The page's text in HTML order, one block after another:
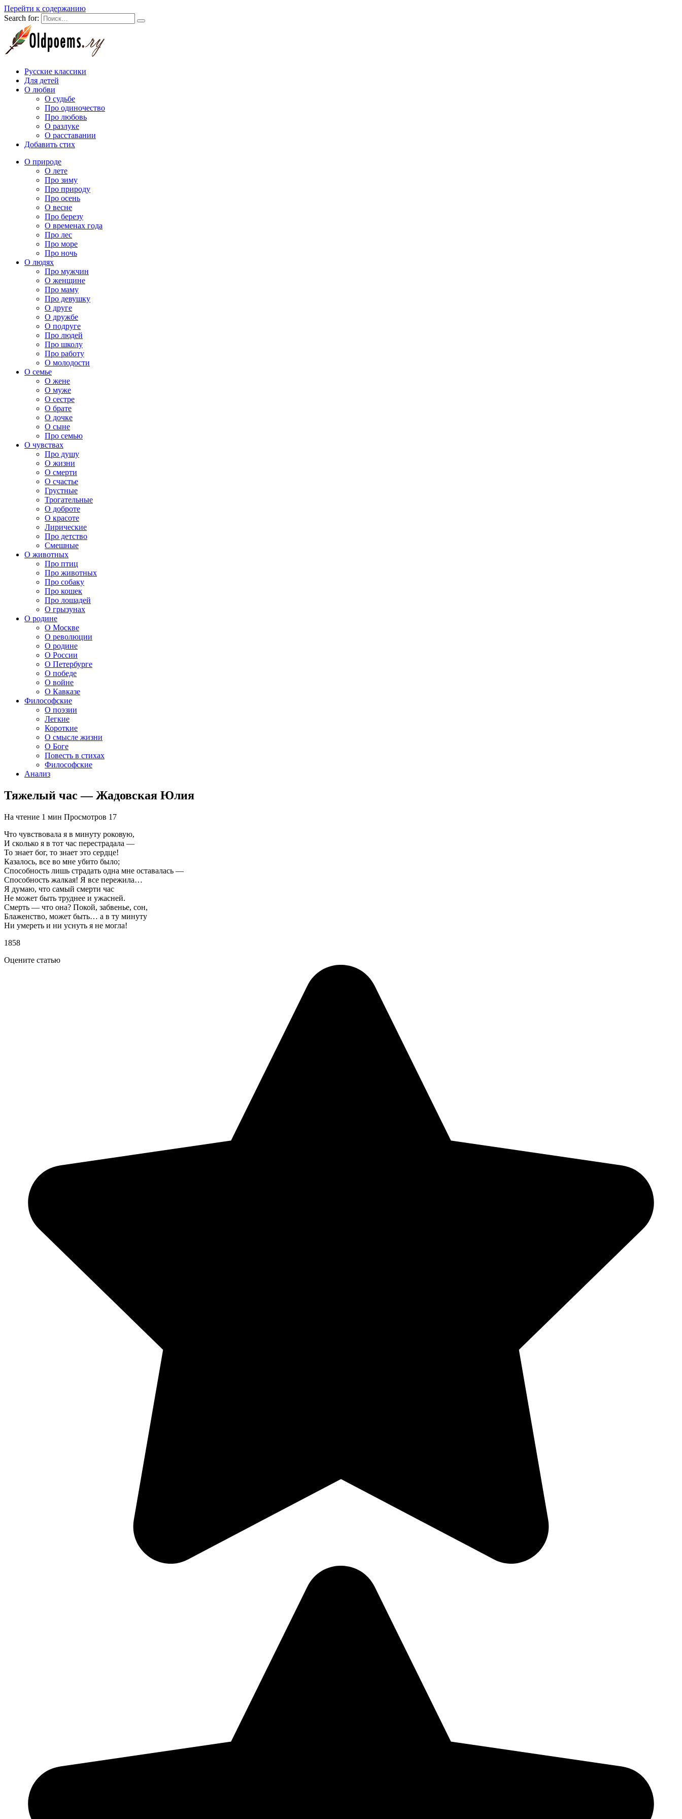
Перейти к содержанию
Search for:
Русские классики
Для детей
О любви
О судьбе
Про одиночество
Про любовь
О разлуке
О расставании
Добавить стих
О природе
О лете
Про зиму
Про природу
Про осень
О весне
Про березу
О временах года
Про лес
Про море
Про ночь
О людях
Про мужчин
О женщине
Про маму
Про девушку
О друге
О дружбе
О подруге
Про людей
Про школу
Про работу
О молодости
О семье
О жене
О муже
О сестре
О брате
О дочке
О сыне
Про семью
О чувствах
Про душу
О жизни
О смерти
О счастье
Грустные
Трогательные
О доброте
О красоте
Лирические
Про детство
Смешные
О животных
Про птиц
Про животных
Про собаку
Про кошек
Про лошадей
О грызунах
О родине
О Москве
О революции
О родине
О России
О Петербурге
О победе
О войне
О Кавказе
Философские
О поэзии
Легкие
Короткие
О смысле жизни
О Боге
Повесть в стихах
Философские
Анализ
Тяжелый час — Жадовская Юлия
На чтение 1 мин Просмотров 17
Что чувствовала я в минуту роковую,
И сколько я в тот час перестрадала —
То знает бог, то знает это сердце!
Казалось, все во мне убито было;
Способность лишь страдать одна мне оставалась —
Способность жалкая! Я все пережила…
Я думаю, что самый смерти час
Не может быть труднее и ужасней.
Смерть — что она? Покой, забвенье, сон,
Блаженство, может быть… а в ту минуту
Ни умереть и ни уснуть я не могла!
1858
Оцените статью